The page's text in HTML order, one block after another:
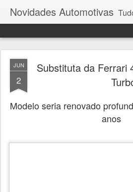
Novidades Automotivas Tudo
JUN
2
Substituta da Ferrari
Modelo seria renovado
anos